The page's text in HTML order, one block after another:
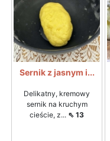
Sernik z jasnym i...
Delikatny, kremowy
sernik na kruchym
cieście, z... ⇖ 13